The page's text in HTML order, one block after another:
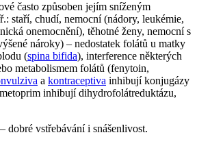
často způsoben jejím sníženým
staří, chudí, nemocní (nádory, leukémie,
onemocnění), těhotné ženy, nemocní s
nároky) – nedostatek folátů u matky
(spina bifida), interference některých
metabolismem folátů (fenytoin,
a kontraceptiva inhibují konjugázy
inhibují dihydrofolátreduktázu,
dobré vstřebávání i snášenlivost.